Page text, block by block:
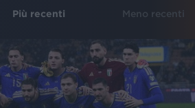
Più recenti Meno recenti